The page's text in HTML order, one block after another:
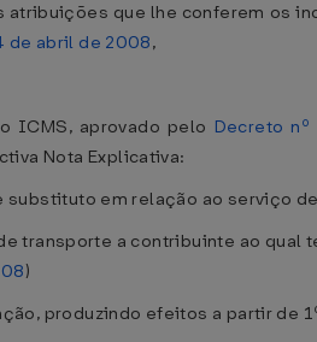
atribuições que lhe conferem
de abril de 2008,
ICMS, aprovado pelo Decreto
Nota Explicativa:
em relação ao serviço
transporte a contribuinte ao
)
produzindo efeitos a partir de